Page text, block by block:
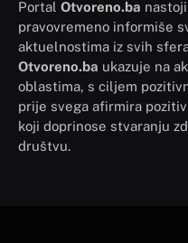
Portal Otvoreno.ba
pravovremeno informiše
aktuelnostima iz svih
Otvoreno.ba ukazuje na
oblastima, s ciljem
prije svega afirmira
koji doprinose stvaranju
društvu.